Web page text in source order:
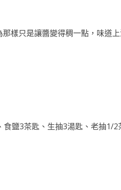
樣只是讓醬變得稠一點，味道
食鹽3茶匙、生抽3湯匙、老抽1/